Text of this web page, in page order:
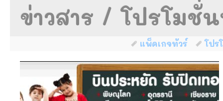
ข่าวสาร / โปรโมชั่น
โปร
แพ็คเกจทัวร์